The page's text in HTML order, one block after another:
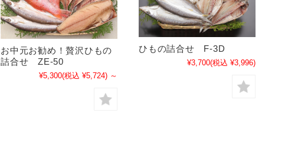
お中元お勧め！贅沢ひもの
詰合せ ZE-50
¥5,300(税込 ¥5,724) ～
ひもの詰合せ F-3D
¥3,700(税込 ¥3,996)